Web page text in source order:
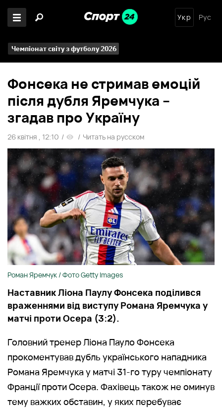
Укр Рус
Чемпіонат світу з футболу 2026
Фонсека не стримав емоцій
після дубля Яремчука –
згадав про Україну
26 квітня , 12:10 / / Читать на русском
Роман Яремчук / Фото Getty Images
Наставник Ліона Паулу Фонсека поділився
враженнями від виступу Романа Яремчука у
матчі проти Осера (3:2).
Головний тренер Ліона Пауло Фонсека
прокоментував дубль українського нападника
Романа Яремчука у матчі 31-го туру чемпіонату
Франції проти Осера. Фахівець також не оминув
тему важких обставин, у яких перебуває